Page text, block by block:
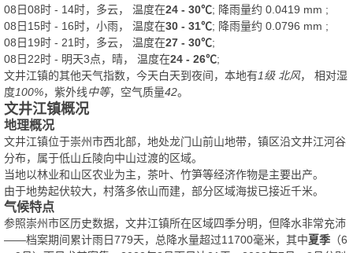
08日08时 - 14时，多云， 温度在24 - 30℃; 降雨量约 0.0419 mm ;
08日15时 - 16时，小雨， 温度在30 - 31℃; 降雨量约 0.0796 mm ;
08日19时 - 21时，多云， 温度在27 - 30℃;
08日22时 - 明天3点，晴， 温度在24 - 26℃;
文井江镇的其他天气指数，今天白天到夜间，本地有1级 北风， 相对湿
度100%，紫外线中等，空气质量42。
文井江镇概况
地理概况
文井江镇位于崇州市西北部，地处龙门山前山地带，镇区沿文井江河谷
分布，属于低山丘陵向中山过渡的区域。
当地以林业和山区农业为主，茶叶、竹笋等经济作物是主要出产。
由于地势起伏较大，村落多依山而建，部分区域海拔已接近千米。
气候特点
参照崇州市区历史数据，文井江镇所在区域四季分明，但降水非常充沛
——档案期间累计雨日779天，总降水量超过11700毫米，其中夏季 （6